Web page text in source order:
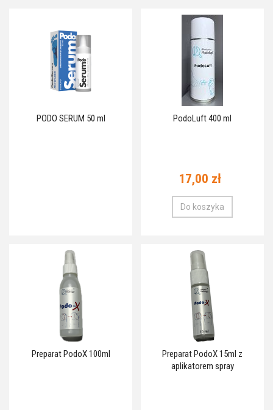
PODO SERUM 50 ml PodoLuft 400 ml
17,00 zł
Do koszyka
Preparat PodoX 100ml
Preparat PodoX 15ml z
aplikatorem spray